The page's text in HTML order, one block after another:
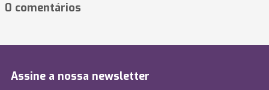
0 comentários
Assine a nossa newsletter